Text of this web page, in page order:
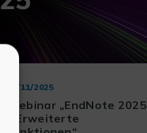
28/11/2025
Webinar „EndNote 2025
– Erweiterte